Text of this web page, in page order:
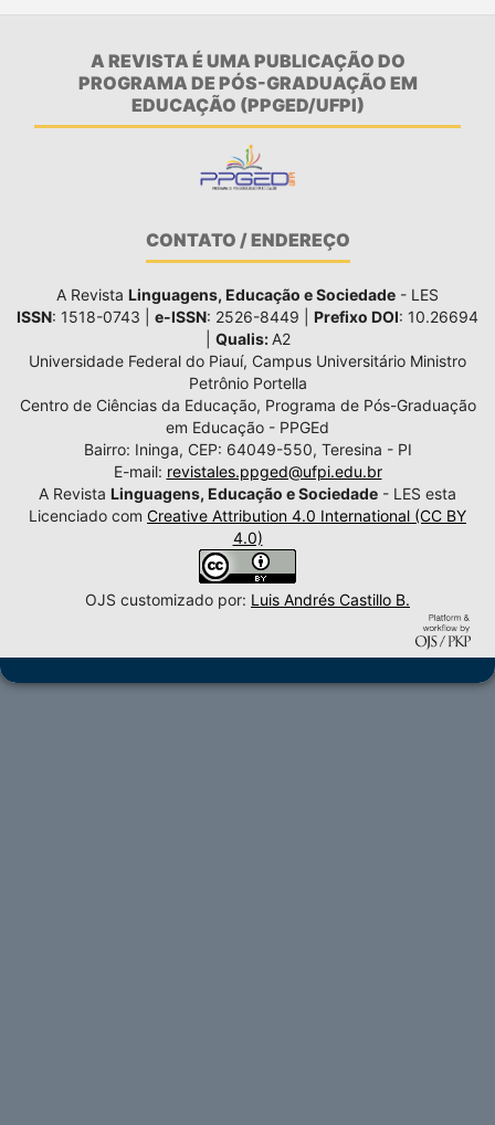
A REVISTA É UMA PUBLICAÇÃO DO
PROGRAMA DE PÓS-GRADUAÇÃO EM
EDUCAÇÃO (PPGED/UFPI)
CONTATO / ENDEREÇO
A Revista Linguagens, Educação e Sociedade - LES
ISSN: 1518-0743 | e-ISSN: 2526-8449 | Prefixo DOI: 10.26694
Qualis: A2
Universidade Federal do Piauí, Campus Universitário Ministro
Petrônio Portella
Centro de Ciências da Educação, Programa de Pós-Graduação
em Educação - PPGEd
Bairro: Ininga, CEP: 64049-550, Teresina - PI
E-mail: revistales.ppged@ufpi.edu.br
A Revista Linguagens, Educação e Sociedade - LES esta
Licenciado com Creative Attribution 4.0 International (CC BY
4.0)
OJS customizado por: Luis Andrés Castillo B.